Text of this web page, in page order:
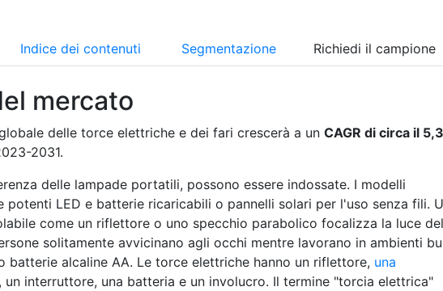
Indice dei contenuti Segmentazione Richiedi il campione
mercato
delle torce elettriche e dei fari crescerà a un CAGR di circa il
2031.
delle lampade portatili, possono essere indossate. I modelli
potenti LED e batterie ricaricabili o pannelli solari per l'uso senza fili.
come un riflettore o uno specchio parabolico focalizza la luce
solitamente avvicinano agli occhi mentre lavorano in ambienti
batterie alcaline AA. Le torce elettriche hanno un riflettore, una
un interruttore, una batteria e un involucro. Il termine "torcia elettrica"